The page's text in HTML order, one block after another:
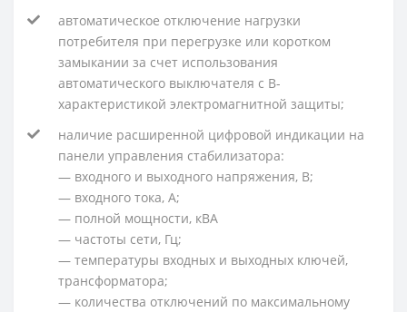
автоматическое отключение нагрузки
потребителя при перегрузке или коротком
замыкании за счет использования
автоматического выключателя с В-
характеристикой электромагнитной защиты;
наличие расширенной цифровой индикации на
панели управления стабилизатора:
— входного и выходного напряжения, В;
— входного тока, А;
— полной мощности, кВА
— частоты сети, Гц;
— температуры входных и выходных ключей,
трансформатора;
— количества отключений по максимальному